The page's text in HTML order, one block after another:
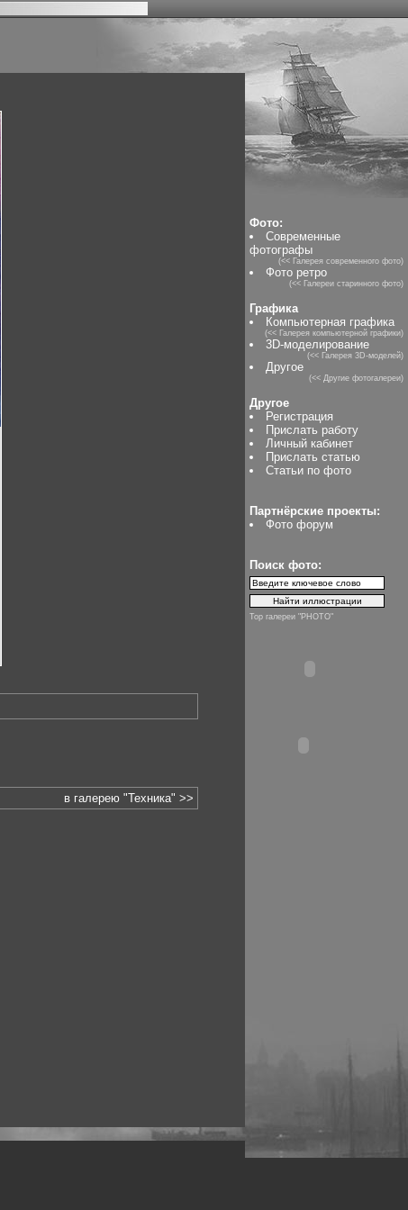
в галерею "Техника" >>
Фото:
Современные
фотографы
(<< Галерея современного фото)
Фото ретро
(<< Галереи старинного фото)
Графика
Компьютерная графика
(<< Галерея компьютерной графики)
3D-моделирование
(<< Галерея 3D-моделей)
Другое
(<< Другие фотогалереи)
Другое
Регистрация
Прислать работу
Личный кабинет
Прислать статью
Статьи по фото
Партнёрские проекты:
Фото форум
Поиск фото:
Top галереи "PHOTO"